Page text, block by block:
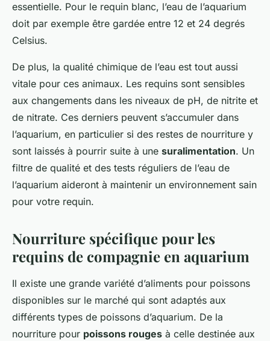
essentielle. Pour le requin blanc, l’eau de l’aquarium
doit par exemple être gardée entre 12 et 24 degrés
Celsius.
De plus, la qualité chimique de l’eau est tout aussi
vitale pour ces animaux. Les requins sont sensibles
aux changements dans les niveaux de pH, de nitrite et
de nitrate. Ces derniers peuvent s’accumuler dans
l’aquarium, en particulier si des restes de nourriture y
sont laissés à pourrir suite à une suralimentation. Un
filtre de qualité et des tests réguliers de l’eau de
l’aquarium aideront à maintenir un environnement sain
pour votre requin.
Nourriture spécifique pour les
requins de compagnie en aquarium
Il existe une grande variété d’aliments pour poissons
disponibles sur le marché qui sont adaptés aux
différents types de poissons d’aquarium. De la
nourriture pour poissons rouges à celle destinée aux